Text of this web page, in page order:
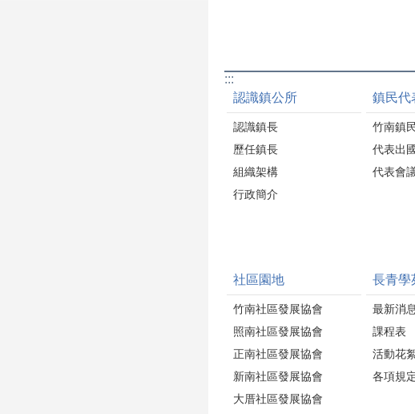
:::
認識鎮公所
認識鎮長
歷任鎮長
組織架構
行政簡介
鎮民代
竹南鎮
代表出
代表會
社區園地
竹南社區發展協會
照南社區發展協會
正南社區發展協會
新南社區發展協會
大厝社區發展協會
長青學
最新消息
課程表
活動花
各項規